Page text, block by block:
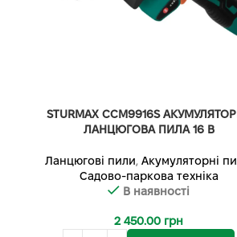
STURMAX CCM9916S
ЛАНЦЮГОВА ПИЛА 16 В
Ланцюгові пили, Акумуляторні
Садово-паркова техніка
В наявності
2 450.00 грн